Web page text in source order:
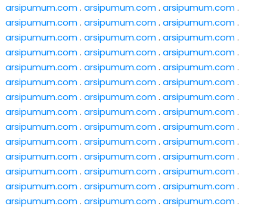
arsipumum.com. arsipumum.com. arsipumum.com.
arsipumum.com. arsipumum.com. arsipumum.com.
arsipumum.com. arsipumum.com. arsipumum.com.
arsipumum.com. arsipumum.com. arsipumum.com.
arsipumum.com. arsipumum.com. arsipumum.com.
arsipumum.com. arsipumum.com. arsipumum.com.
arsipumum.com. arsipumum.com. arsipumum.com.
arsipumum.com. arsipumum.com. arsipumum.com.
arsipumum.com. arsipumum.com. arsipumum.com.
arsipumum.com. arsipumum.com. arsipumum.com.
arsipumum.com. arsipumum.com. arsipumum.com.
arsipumum.com. arsipumum.com. arsipumum.com.
arsipumum.com. arsipumum.com. arsipumum.com.
arsipumum.com. arsipumum.com. arsipumum.com.